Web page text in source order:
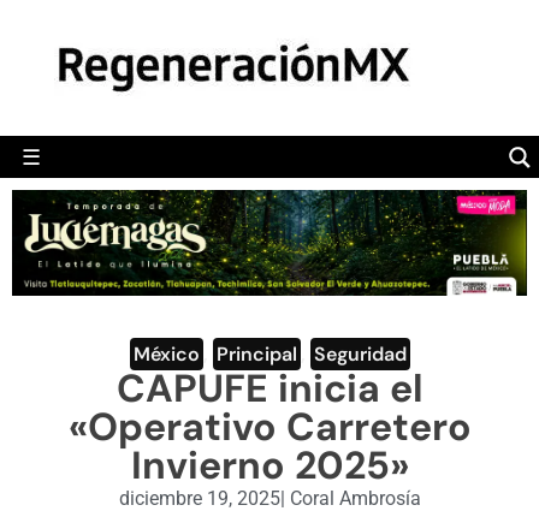
☰
POLÍTICA
CAMALEÓN
OPINIÓN
DEPORTES
ENGLISH SECTION
VIDEOS
México Principal Seguridad
CAPUFE inicia el
«Operativo Carretero
Invierno 2025»
diciembre 19, 2025| Coral Ambrosía